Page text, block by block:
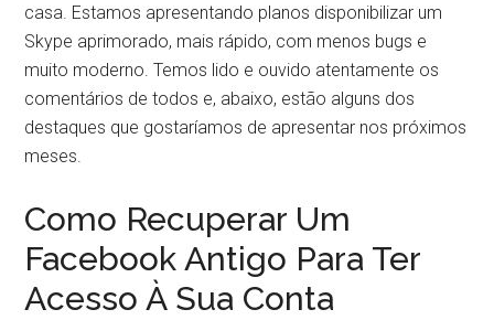
casa. Estamos apresentando planos disponibilizar um
Skype aprimorado, mais rápido, com menos bugs e
muito moderno. Temos lido e ouvido atentamente os
comentários de todos e, abaixo, estão alguns dos
destaques que gostaríamos de apresentar nos próximos
meses.
Como Recuperar Um
Facebook Antigo Para Ter
Acesso À Sua Conta